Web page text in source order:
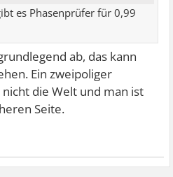
es Phasenprüfer für 0,99
ab, das kann
Ein zweipoliger
die Welt und man ist
Seite.